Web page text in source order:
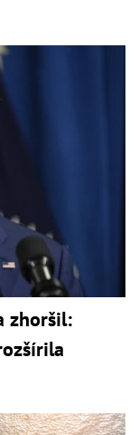
zhoršil: